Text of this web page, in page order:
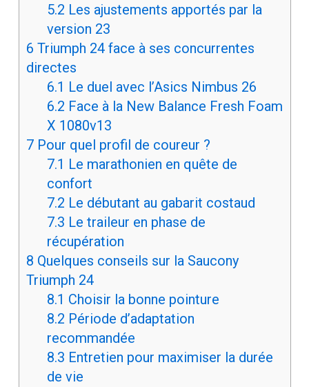
5.2 Les ajustements apportés par la
version 23
6 Triumph 24 face à ses concurrentes
directes
6.1 Le duel avec l’Asics Nimbus 26
6.2 Face à la New Balance Fresh Foam
X 1080v13
7Pour quel profil de coureur ?
7.1 Le marathonien en quête de
confort
7.2 Le débutant au gabarit costaud
7.3 Le traileur en phase de
récupération
8 Quelques conseils sur la Saucony
Triumph 24
8.1 Choisir la bonne pointure
8.2 Période d’adaptation
recommandée
8.3 Entretien pour maximiser la durée
de vie